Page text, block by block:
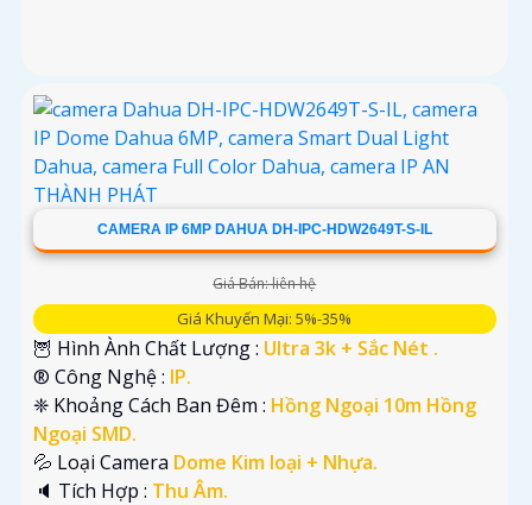
CAMERA IP 6MP DAHUA DH-IPC-HDW2649T-S-IL
Giá Bán: liên hệ
Giá Khuyến Mại: 5%-35%
🦉 Hình Ành Chất Lượng : Ultra 3k + Sắc Nét .
®️ Công Nghệ : IP.
❈ Khoảng Cách Ban Đêm : Hồng Ngoại 10m Hồng
Ngoại SMD.
💦 Loại Camera Dome Kim loại + Nhựa.
️🔈 Tích Hợp : Thu Âm.